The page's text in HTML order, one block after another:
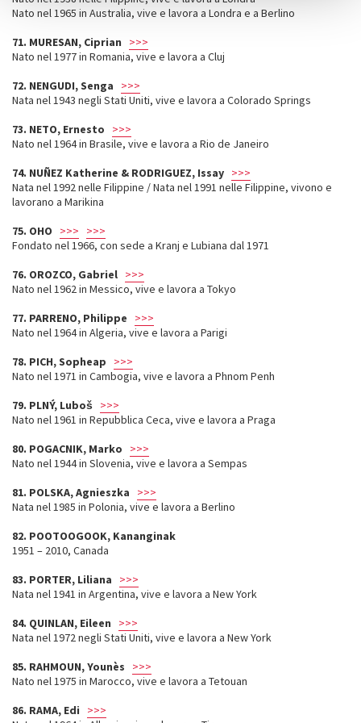
Nato nel 1965 in Australia, vive e lavora a Londra e a Berlino
71. MURESAN, Ciprian >>>
Nato nel 1977 in Romania, vive e lavora a Cluj
72. NENGUDI, Senga >>>
Nata nel 1943 negli Stati Uniti, vive e lavora a Colorado Springs
73. NETO, Ernesto >>>
Nato nel 1964 in Brasile, vive e lavora a Rio de Janeiro
74. NUÑEZ Katherine & RODRIGUEZ, Issay >>>
Nata nel 1992 nelle Filippine / Nata nel 1991 nelle Filippine, vivono e
lavorano a Marikina
75. OHO
>>>
>>>
Fondato nel 1966, con sede a Kranj e Lubiana dal 1971
76. OROZCO, Gabriel >>>
Nato nel 1962 in Messico, vive e lavora a Tokyo
77. PARRENO, Philippe >>>
Nato nel 1964 in Algeria, vive e lavora a Parigi
78. PICH, Sopheap >>>
Nato nel 1971 in Cambogia, vive e lavora a Phnom Penh
79. PLNÝ, Luboš
>>>
Nato nel 1961 in Repubblica Ceca, vive e lavora a Praga
80. POGACNIK, Marko >>>
Nato nel 1944 in Slovenia, vive e lavora a Sempas
81. POLSKA, Agnieszka >>>
Nata nel 1985 in Polonia, vive e lavora a Berlino
82. POOTOOGOOK, Kananginak
1951 – 2010, Canada
83. PORTER, Liliana >>>
Nata nel 1941 in Argentina, vive e lavora a New York
84. QUINLAN, Eileen >>>
Nata nel 1972 negli Stati Uniti, vive e lavora a New York
85. RAHMOUN, Younès >>>
Nato nel 1975 in Marocco, vive e lavora a Tetouan
86. RAMA, Edi
>>>